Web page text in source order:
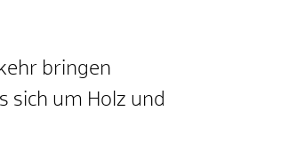
bringen
sich um Holz und